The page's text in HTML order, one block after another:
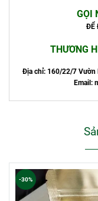
GỌI
ĐỂ
THƯƠNG
Địa chỉ: 160/22/7 Vườn
Email:
-30%